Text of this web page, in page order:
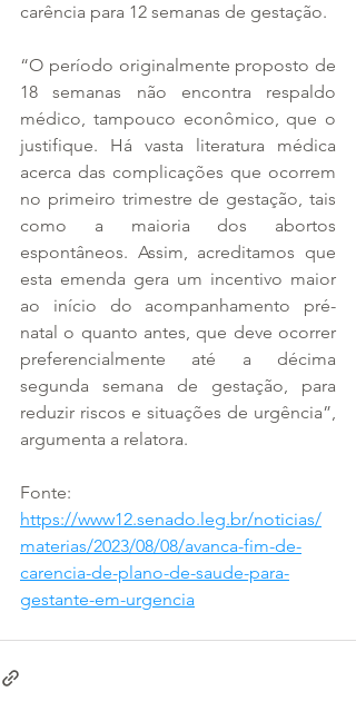
carência para 12 semanas de gestação.
“O período originalmente proposto de
18 semanas não encontra respaldo
médico, tampouco econômico, que o
justifique. Há vasta literatura médica
acerca das complicações que ocorrem
no primeiro trimestre de gestação, tais
como a maioria dos abortos
espontâneos. Assim, acreditamos que
esta emenda gera um incentivo maior
ao início do acompanhamento pré-
natal o quanto antes, que deve ocorrer
preferencialmente até a décima
segunda semana de gestação, para
reduzir riscos e situações de urgência”,
argumenta a relatora.
https://www12.senado.leg.br/noticias/
materias/2023/08/08/avanca-fim-de-
carencia-de-plano-de-saude-para-
gestante-em-urgencia